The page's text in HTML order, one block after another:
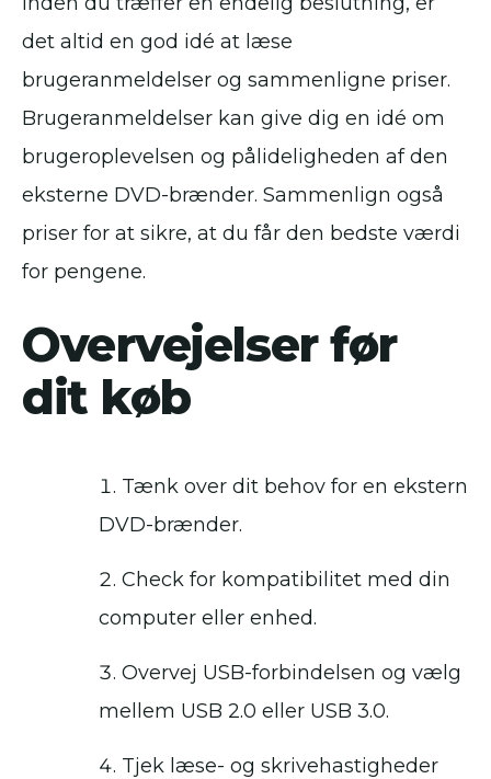
det altid en god idé at læse
brugeranmeldelser og sammenligne priser.
Brugeranmeldelser kan give dig en idé om
brugeroplevelsen og pålideligheden af den
eksterne DVD-brænder. Sammenlign også
priser for at sikre, at du får den bedste værdi
for pengene.
Overvejelser før
dit køb
Tænk over dit behov for en ekstern
DVD-brænder.
Check for kompatibilitet med din
computer eller enhed.
Overvej USB-forbindelsen og vælg
mellem USB 2.0 eller USB 3.0.
Tjek læse- og skrivehastigheder